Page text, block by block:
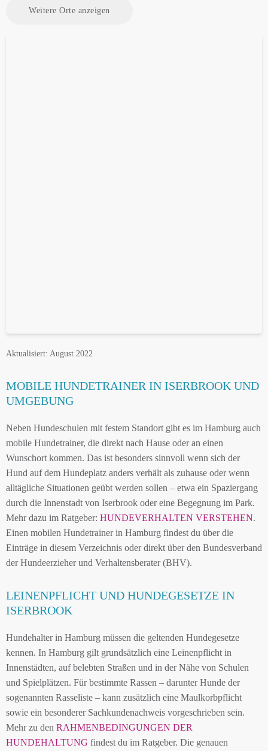
Weitere Orte anzeigen
Aktualisiert: August 2022
MOBILE HUNDETRAINER IN ISERBROOK UND
UMGEBUNG
Neben Hundeschulen mit festem Standort gibt es im Hamburg auch
mobile Hundetrainer, die direkt nach Hause oder an einen
Wunschort kommen. Das ist besonders sinnvoll wenn sich der
Hund auf dem Hundeplatz anders verhält als zuhause oder wenn
alltägliche Situationen geübt werden sollen – etwa ein Spaziergang
durch die Innenstadt von Iserbrook oder eine Begegnung im Park.
Mehr dazu im Ratgeber: HUNDEVERHALTEN VERSTEHEN.
Einen mobilen Hundetrainer in Hamburg findest du über die
Einträge in diesem Verzeichnis oder direkt über den Bundesverband
der Hundeerzieher und Verhaltensberater (BHV).
LEINENPFLICHT UND HUNDEGESETZE IN
ISERBROOK
Hundehalter in Hamburg müssen die geltenden Hundegesetze
kennen. In Hamburg gilt grundsätzlich eine Leinenpflicht in
Innenstädten, auf belebten Straßen und in der Nähe von Schulen
und Spielplätzen. Für bestimmte Rassen – darunter Hunde der
sogenannten Rasseliste – kann zusätzlich eine Maulkorbpflicht
sowie ein besonderer Sachkundenachweis vorgeschrieben sein.
Mehr zu den RAHMENBEDINGUNGEN DER
HUNDEHALTUNG findest du im Ratgeber. Die genauen